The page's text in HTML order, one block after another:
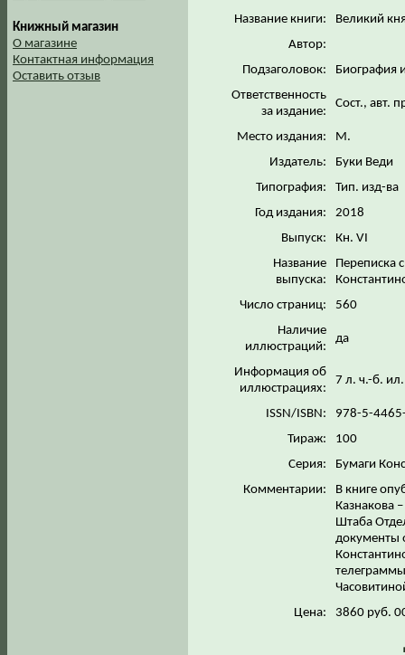
Книжный магазин
О магазине
Контактная информация
Оставить отзыв
Название книги:
Великий
Автор:
Подзаголовок:
Биография
Ответственность
за издание:
Сост., авт.
Место издания:
М.
Издатель:
Буки Веди
Типография:
Тип. изд-ва
Год издания:
2018
Выпуск:
Кн. VI
Название
выпуска:
Переписка
Число страниц:
560
Наличие
иллюстраций:
да
Информация об
иллюстрациях:
7 л. ч.-б.
ISSN/ISBN:
978-5-
Тираж:
100
Серия:
Бумаги
Комментарии:
В книге
Казнакова
Штаба
документы
Цена:
3860 руб.